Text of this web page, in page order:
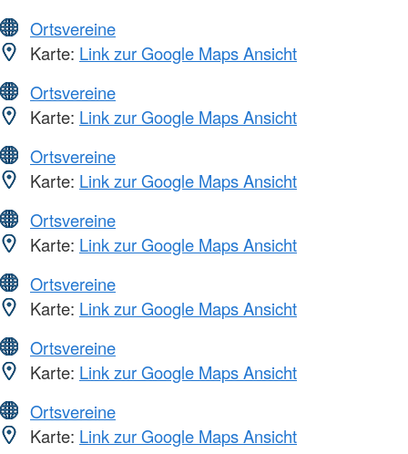
Ortsvereine
Karte: Link zur Google Maps Ansicht
Ortsvereine
Karte: Link zur Google Maps Ansicht
Ortsvereine
Karte: Link zur Google Maps Ansicht
Ortsvereine
Karte: Link zur Google Maps Ansicht
Ortsvereine
Karte: Link zur Google Maps Ansicht
Ortsvereine
Karte: Link zur Google Maps Ansicht
Ortsvereine
Karte: Link zur Google Maps Ansicht